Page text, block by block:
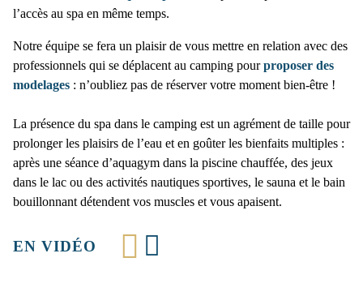
l’accès au spa en même temps.
Notre équipe se fera un plaisir de vous mettre en relation avec des
professionnels qui se déplacent au camping pourproposer des
modelages : n’oubliez pas de réserver votre moment bien-être !
La présence du spa dans le camping est un agrément de taille pour
prolonger les plaisirs de l’eau et en goûter les bienfaits multiples :
après une séance d’aquagym dans la piscine chauffée, des jeux
dans le lac ou des activités nautiques sportives, le sauna et le bain
bouillonnant détendent vos muscles et vous apaisent.
EN VIDÉO